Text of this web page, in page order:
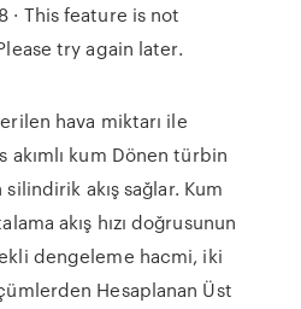
· This feature is not
try again later.
hava miktarı ile
kum Dönen türbin
akış sağlar. Kum
akış hızı doğrusunun
dengeleme hacmi, iki
Hesaplanan Üst